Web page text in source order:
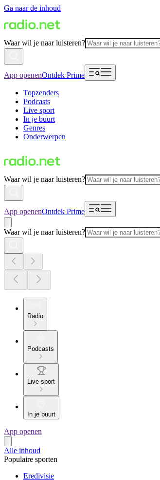
Ga naar de inhoud
Waar wil je naar luisteren?
App openenOntdek Prime
Topzenders
Podcasts
Live sport
In je buurt
Genres
Onderwerpen
Waar wil je naar luisteren?
App openenOntdek Prime
Waar wil je naar luisteren?
Radio
Podcasts
Live sport
In je buurt
App openen
Alle inhoud
Populaire sporten
Eredivisie